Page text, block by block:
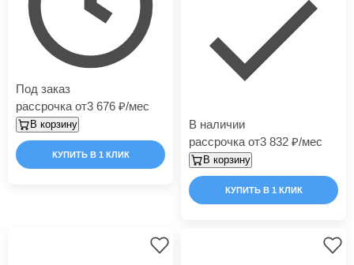
Под заказ
рассрочка от3 676 /мес
В корзину
КУПИТЬ В 1 КЛИК
В наличии
рассрочка от3 832 /мес
В корзину
КУПИТЬ В 1 КЛИК